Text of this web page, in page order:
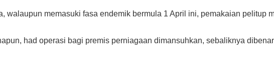
walaupun memasuki fasa endemik bermula 1 April ini, pemakaian pelitup
had operasi bagi premis perniagaan dimansuhkan, sebaliknya